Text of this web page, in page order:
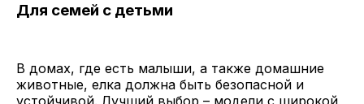
Для семей с детьми
В домах, где есть малыши, а также домашние
животные, елка должна быть безопасной и
устойчивой. Лучший выбор – модели с широкой